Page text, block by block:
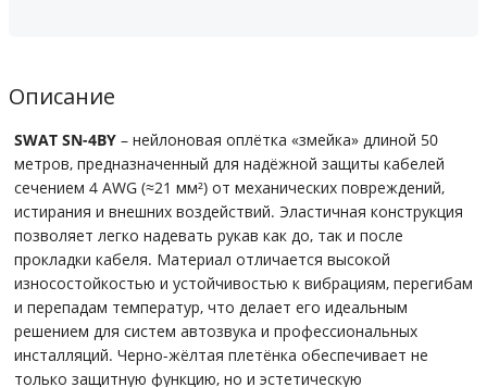
Описание
SWAT SN-4BY – нейлоновая оплётка «змейка» длиной 50
метров, предназначенный для надёжной защиты кабелей
сечением 4 AWG (≈21 мм²) от механических повреждений,
истирания и внешних воздействий. Эластичная конструкция
позволяет легко надевать рукав как до, так и после
прокладки кабеля. Материал отличается высокой
износостойкостью и устойчивостью к вибрациям, перегибам
и перепадам температур, что делает его идеальным
решением для систем автозвука и профессиональных
инсталляций. Черно-жёлтая плетёнка обеспечивает не
только защитную функцию, но и эстетическую